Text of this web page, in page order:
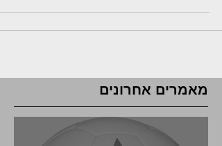
בגלל הקהילה 9....
מאמרים אחרונים